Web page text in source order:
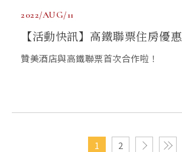
2022/AUG/11
【活動快訊】高鐵聯票住房優惠
贊美酒店與高鐵聯票首次合作啦！
1 2